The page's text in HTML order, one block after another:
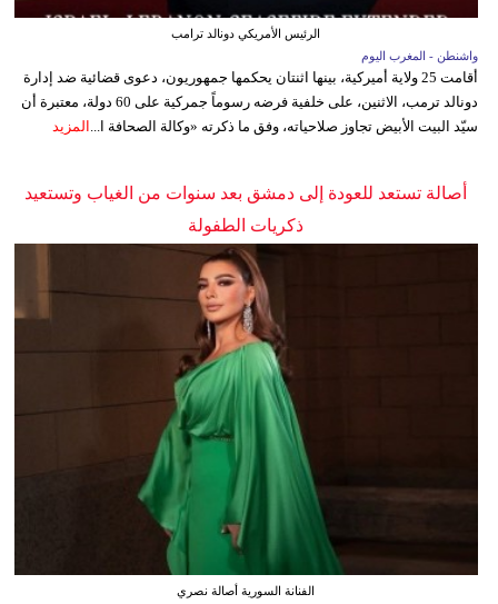
الرئيس الأمريكي دونالد ترامب
واشنطن - المغرب اليوم
أقامت 25 ولاية أميركية، بينها اثنتان يحكمها جمهوريون، دعوى قضائية ضد إدارة
دونالد ترمب، الاثنين، على خلفية فرضه رسوماً جمركية على 60 دولة، معتبرة أن
سيّد البيت الأبيض تجاوز صلاحياته، وفق ما ذكرته «وكالة الصحافة ا...
المزيد
أصالة تستعد للعودة إلى دمشق بعد سنوات من الغياب وتستعيد
ذكريات الطفولة
الفنانة السورية أصالة نصري